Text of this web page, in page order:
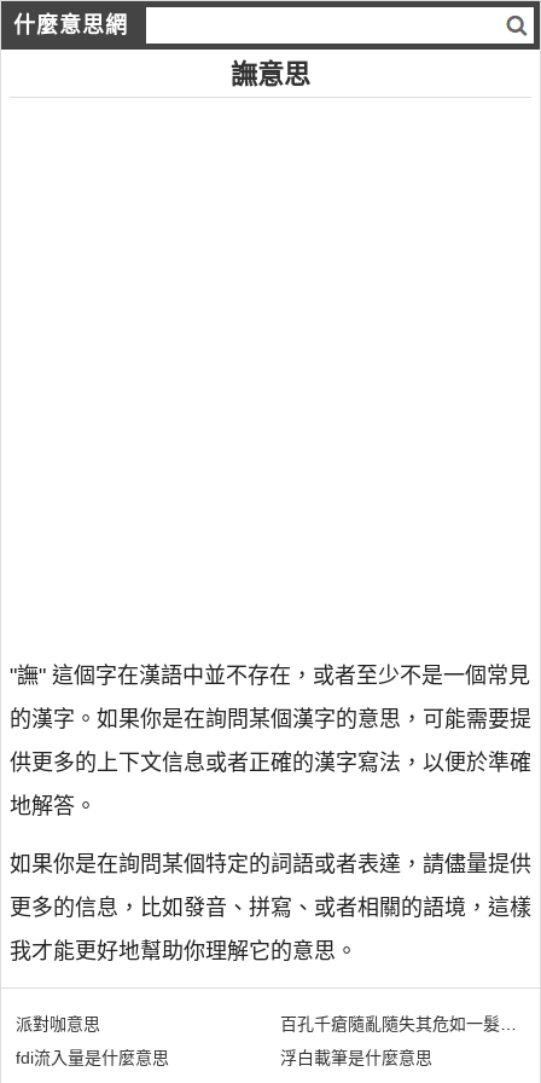
什麼意思網
譕意思
"譕" 這個字在漢語中並不存在，或者至少不是一個常見
的漢字。如果你是在詢問某個漢字的意思，可能需要提
供更多的上下文信息或者正確的漢字寫法，以便於準確
地解答。
如果你是在詢問某個特定的詞語或者表達，請儘量提供
更多的信息，比如發音、拼寫、或者相關的語境，這樣
我才能更好地幫助你理解它的意思。
派對咖意思
fdi流入量是什麼意思
百孔千瘡隨亂隨失其危如一髮引千
浮白載筆是什麼意思